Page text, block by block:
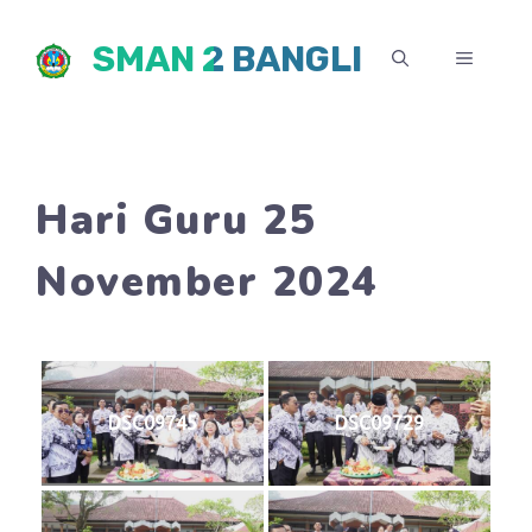
SMAN 2 BANGLI MENU
Hari Guru 25
November 2024
DSC09745 DSC09729